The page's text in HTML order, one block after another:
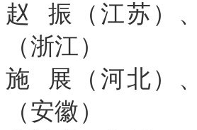
赵 振（江苏）
（浙江）
施 展（河北）
（安徽）